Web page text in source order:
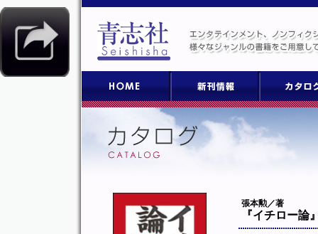
張本勲／著
『イチロー論